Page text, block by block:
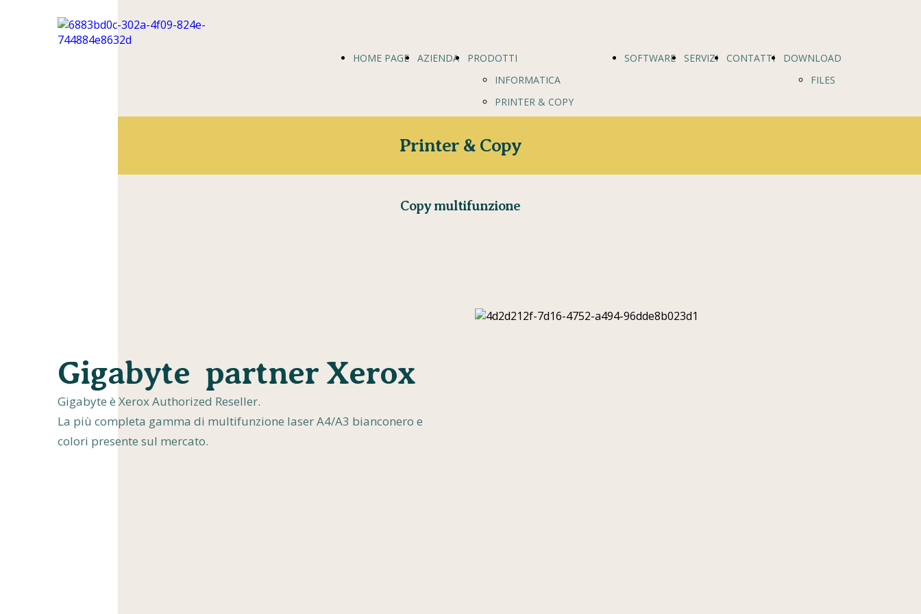
HOME PAGE AZIENDA
PRODOTTI
INFORMATICA
PRINTER & COPY
REGISTRATORI DI CASSA
SOFTWARE SERVIZI CONTATTI
DOWNLOAD
FILES
Printer & Copy
Copy multifunzione
Gigabyte partner Xerox
Gigabyte è Xerox Authorized Reseller.
La più completa gamma di multifunzione laser A4/A3 bianconero e
colori presente sul mercato.